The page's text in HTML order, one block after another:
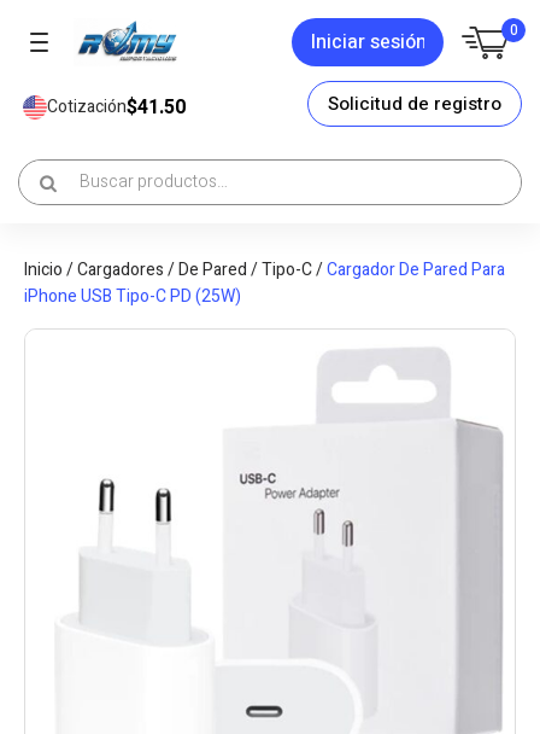
Iniciar sesión 0
Cotización$41.50 Solicitud de registro
Inicio/Cargadores/De Pared/Tipo-C/Cargador De Pared Para
iPhone USB Tipo-C PD (25W)